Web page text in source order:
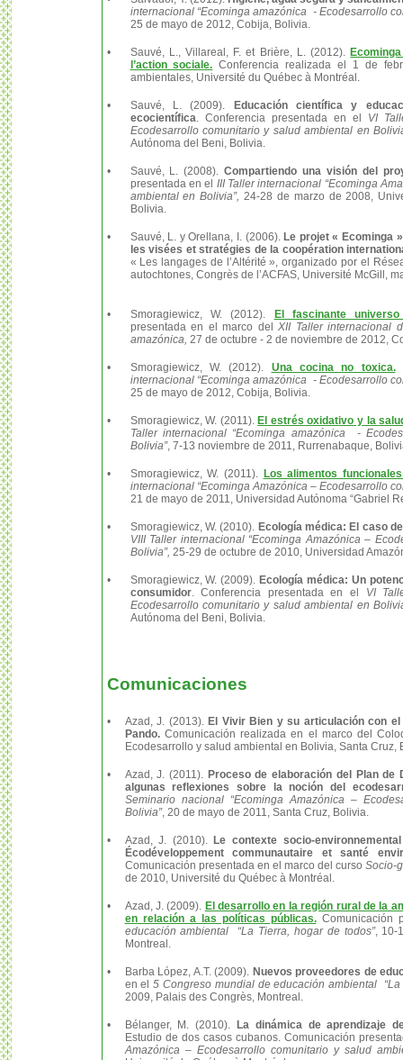
internacional “Ecominga amazónica - Ecodesarrollo
25 de mayo de 2012, Cobija, Bolivia.
• Sauvé, L., Villareal, F. et Brière, L. (2012).
l’action sociale. Conferencia realizada el 1 de
ambientales, Université du Québec à Montréal.
• Sauvé, L. (2009).
Educación científica y
ecocientífica. Conferencia presentada en el VI
Ecodesarrollo comunitario y salud ambiental en
Autónoma del Beni, Bolivia.
• Sauvé, L. (2008).Compartiendo una visión del
presentada en el III Taller internacional “Ecominga
ambiental en Bolivia”, 24-28 de marzo de 2008,
Bolivia.
• Sauvé, L. y Orellana, I. (2006). Le projet « Ecominga
les visées et stratégies de la coopération
« Les langages de l’Altérité », organizado por el
autochtones, Congrès de l’ACFAS, Université McGill,
• Smoragiewicz, W. (2012).
El fascinante
presentada en el marco delXII Taller internacional
amazónica, 27 de octubre - 2 de noviembre de 2012,
• Smoragiewicz, W. (2012). Una cocina no toxica.
internacional “Ecominga amazónica - Ecodesarrollo
25 de mayo de 2012, Cobija, Bolivia.
• Smoragiewicz, W. (2011). El estrés oxidativo y la
Taller internacional “Ecominga amazónica -
Bolivia”, 7-13 noviembre de 2011, Rurrenabaque,
• Smoragiewicz, W. (2011). Los alimentos
internacional “Ecominga Amazónica – Ecodesarrollo
21 de mayo de 2011, Universidad Autónoma “Gabriel
• Smoragiewicz, W. (2010). Ecología médica: El caso
VIII Taller internacional “Ecominga Amazónica –
Bolivia”, 25-29 de octubre de 2010, Universidad
• Smoragiewicz, W. (2009). Ecología médica: Un
consumidor. Conferencia presentada en el
VI
Ecodesarrollo comunitario y salud ambiental en
Autónoma del Beni, Bolivia.
Comunicaciones
• Azad, J. (2013). El Vivir Bien y su articulación con
Pando.Comunicación realizada en el marco del
Ecodesarrollo y salud ambiental en Bolivia, Santa Cruz,
• Azad, J. (2011). Proceso de elaboración del Plan
algunas reflexiones sobre la noción del
Seminario nacional “Ecominga Amazónica –
Bolivia”, 20 de mayo de 2011, Santa Cruz, Bolivia.
• Azad, J. (2010). Le contexte socio-
Écodéveloppement communautaire et santé
Comunicación presentada en el marco del cursoSocio-
de 2010, Université du Québec à Montréal.
• Azad, J. (2009). El desarrollo en la región rural de la
en relación a las políticas públicas.Comunicación
educación ambiental “La Tierra, hogar de todos”, 10-
Montreal.
• Barba López, A.T. (2009). Nuevos proveedores de
en el5 Congreso mundial de educación ambiental “La
2009, Palais des Congrès, Montreal.
• Bélanger, M. (2010).
La dinámica de aprendizaje
Estudio de dos casos cubanos. Comunicación
Amazónica – Ecodesarrollo comunitario y salud